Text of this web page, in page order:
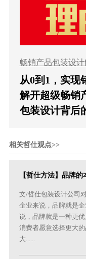
畅销产品包装设计
从0到1，实现
解开超级畅销
包装设计背后
相关哲仕观点>>
【哲仕方法】品牌
文/哲仕包装设计公司
企业来说，品牌就是
说，品牌就是一种更
消费者愿意选择更大
大......